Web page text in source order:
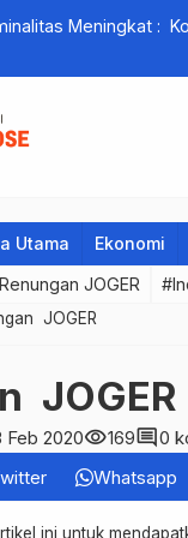
Meningkat :
Utama Ekonomi
JOGER
JOGER
JOGER
Feb 2020visibility169comment0
Whatsapp
ini untuk